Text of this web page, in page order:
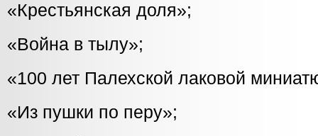
«Крестьянская доля»;
«Война в тылу»;
«100 лет Палехской лаковой
«Из пушки по перу»;